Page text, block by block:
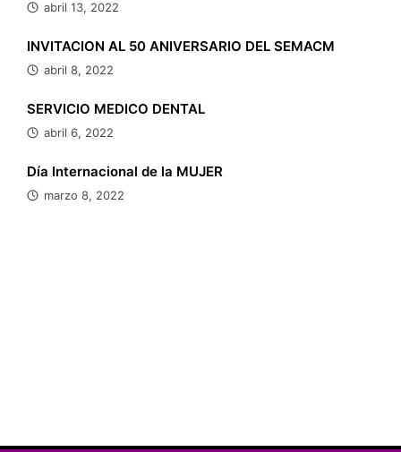
abril 13, 2022
INVITACION AL 50 ANIVERSARIO DEL SEMACM
abril 8, 2022
SERVICIO MEDICO DENTAL
abril 6, 2022
Día Internacional de la MUJER
marzo 8, 2022